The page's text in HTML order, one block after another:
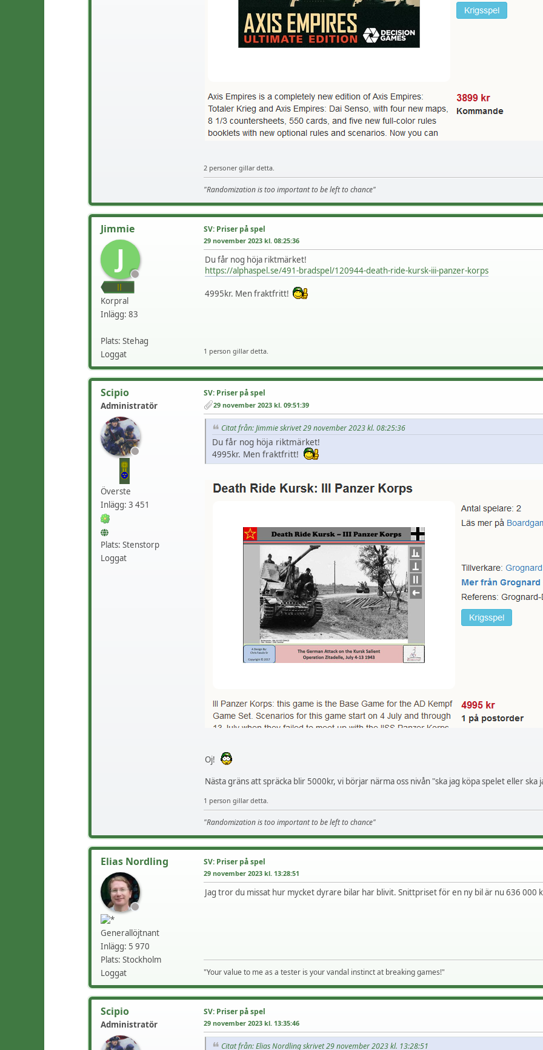
2 personer gillar detta.
"Randomization is too important to be left to chance"
Jimmie
J
Korpral
Inlägg: 83
Plats: Stehag
Loggat
SV: Priser på spel
29 november 2023 kl. 08:25:36
Du får nog höja riktmärket!
https://alphaspel.se/491-bradspel/120944-death-ride-kursk-iii-panzer-korps
4995kr. Men fraktfritt!
1 person gillar detta.
Scipio
Administratör
Överste
Inlägg: 3 451
Plats: Stenstorp
Loggat
SV: Priser på spel
29 november 2023 kl. 09:51:39
Citat från: Jimmie skrivet 29 november 2023 kl. 08:25:36
Du får nog höja riktmärket!
4995kr. Men fraktfritt!
Oj!
Nästa gräns att spräcka blir 5000kr, vi börjar närma oss nivån "ska jag köpa spelet eller ska
1 person gillar detta.
"Randomization is too important to be left to chance"
Elias Nordling
Generallöjtnant
Inlägg: 5 970
Plats: Stockholm
Loggat
SV: Priser på spel
29 november 2023 kl. 13:28:51
Jag tror du missat hur mycket dyrare bilar har blivit. Snittpriset för en ny bil är nu 636 000
"Your value to me as a tester is your vandal instinct at breaking games!"
Scipio
Administratör
SV: Priser på spel
29 november 2023 kl. 13:35:46
Citat från: Elias Nordling skrivet 29 november 2023 kl. 13:28:51